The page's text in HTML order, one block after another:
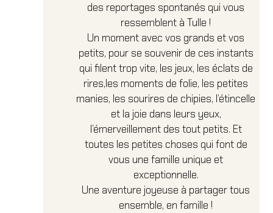
des reportages spontanés qui vous
ressemblent à Tulle !
Un moment avec vos grands et vos
petits, pour se souvenir de ces instants
qui filent trop vite, les jeux, les éclats de
rires,les moments de folie, les petites
manies, les sourires de chipies, l’étincelle
et la joie dans leurs yeux,
l’émerveillement des tout petits. Et
toutes les petites choses qui font de
vous une famille unique et
exceptionnelle.
Une aventure joyeuse à partager tous
ensemble, en famille !